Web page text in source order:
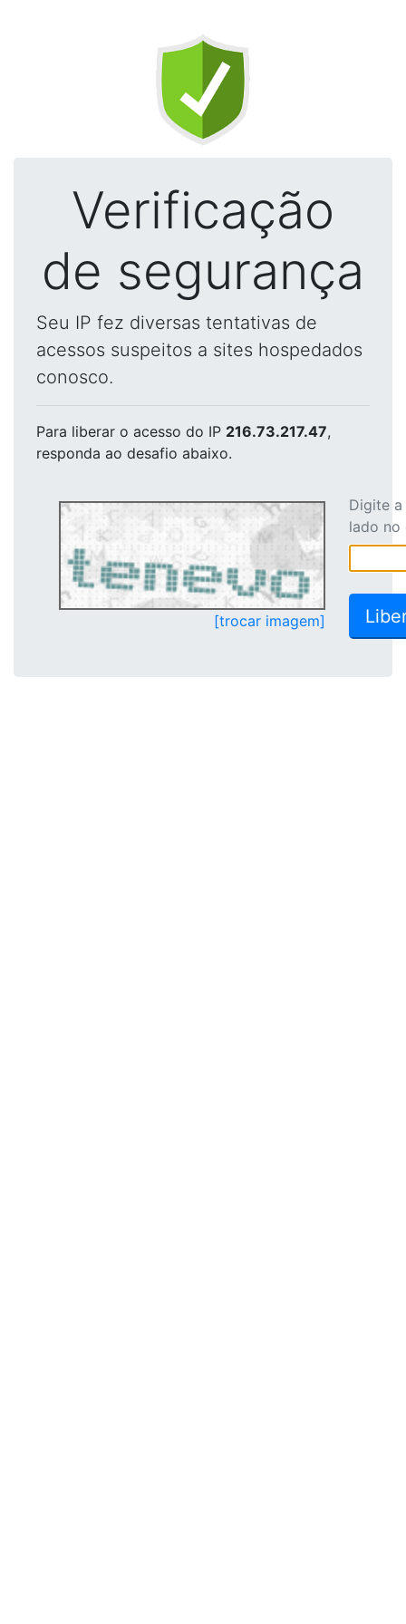
Verificação
de segurança
Seu IP fez diversas tentativas de
acessos suspeitos a sites hospedados
conosco.
Para liberar o acesso do IP 216.73.217.47,
responda ao desafio abaixo.
[trocar imagem]
Digite
lado no